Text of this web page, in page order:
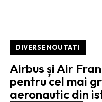
DIVERSE NOUTATI
Airbus și Air
pentru cel mai
aeronautic din